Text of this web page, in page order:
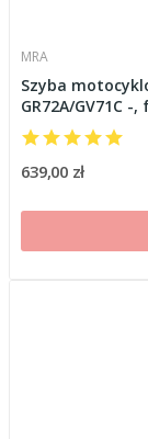
MRA
Szyba
GR72A/GV71C
639,00 zł